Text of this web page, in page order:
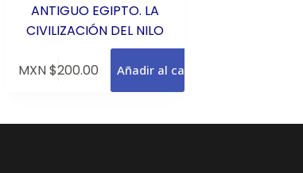
ANTIGUO EGIPTO. LA
CIVILIZACIÓN DEL NILO
MXN $200.00 Añadir al carrito